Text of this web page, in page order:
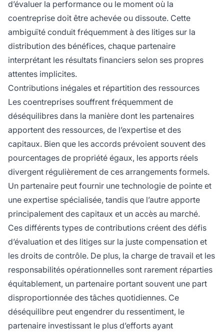
d’évaluer la performance ou le moment où la
coentreprise doit être achevée ou dissoute. Cette
ambiguïté conduit fréquemment à des litiges sur la
distribution des bénéfices, chaque partenaire
interprétant les résultats financiers selon ses propres
attentes implicites.
Contributions inégales et répartition des ressources
Les coentreprises souffrent fréquemment de
déséquilibres dans la manière dont les partenaires
apportent des ressources, de l’expertise et des
capitaux. Bien que les accords prévoient souvent des
pourcentages de propriété égaux, les apports réels
divergent régulièrement de ces arrangements formels.
Un partenaire peut fournir une technologie de pointe et
une expertise spécialisée, tandis que l’autre apporte
principalement des capitaux et un accès au marché.
Ces différents types de contributions créent des défis
d’évaluation et des litiges sur la juste compensation et
les droits de contrôle. De plus, la charge de travail et les
responsabilités opérationnelles sont rarement réparties
équitablement, un partenaire portant souvent une part
disproportionnée des tâches quotidiennes. Ce
déséquilibre peut engendrer du ressentiment, le
partenaire investissant le plus d’efforts ayant